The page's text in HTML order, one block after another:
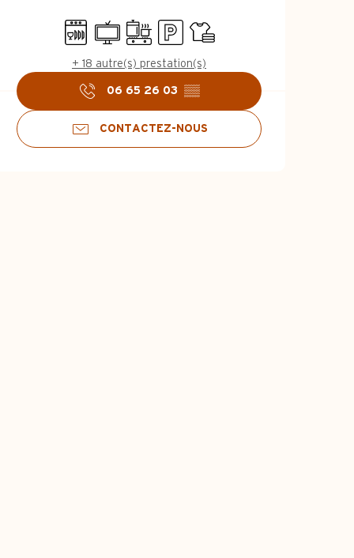
Ouverture et
Lave vaisselle
TélévisionPlaque de cuisson
ParkingDraps et linge
+ 18 autre(s) prestation(s)
06 65 26 03 ▒▒
CONTACTEZ-NOUS